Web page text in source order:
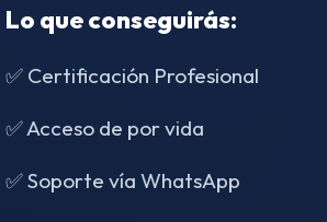
Lo que conseguirás:
✅ Certificación Profesional
✅ Acceso de por vida
✅ Soporte vía WhatsApp